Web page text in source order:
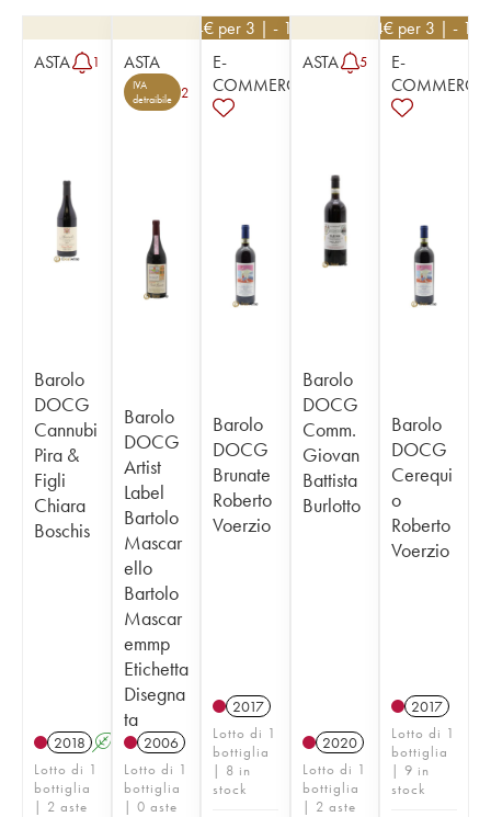
ASTA 1
Barolo
DOCG
Cannubi
Pira &
Figli
Chiara
Boschis
2018 A
Lotto di 1
bottiglia
| 2 aste
ASTA
IVA
detraibile
2
Barolo
DOCG
Artist
Label
Bartolo
Mascar
ello
Bartolo
Mascar
emmp
Etichetta
Disegna
ta
2006
Lotto di 1
bottiglia
| 0 aste
234€ per 3 | - 10%
E-
COMMERCE
Barolo
DOCG
Brunate
Roberto
Voerzio
2017
Lotto di 1
bottiglia
| 8 in
stock
ASTA 5
Barolo
DOCG
Comm.
Giovan
Battista
Burlotto
2020
Lotto di 1
bottiglia
| 2 aste
234€ per 3 | -
E-
COMMERCE
Barolo
DOCG
Cerequi
o
Roberto
Voerzio
2017
Lotto di 1
bottiglia
| 9 in
stock